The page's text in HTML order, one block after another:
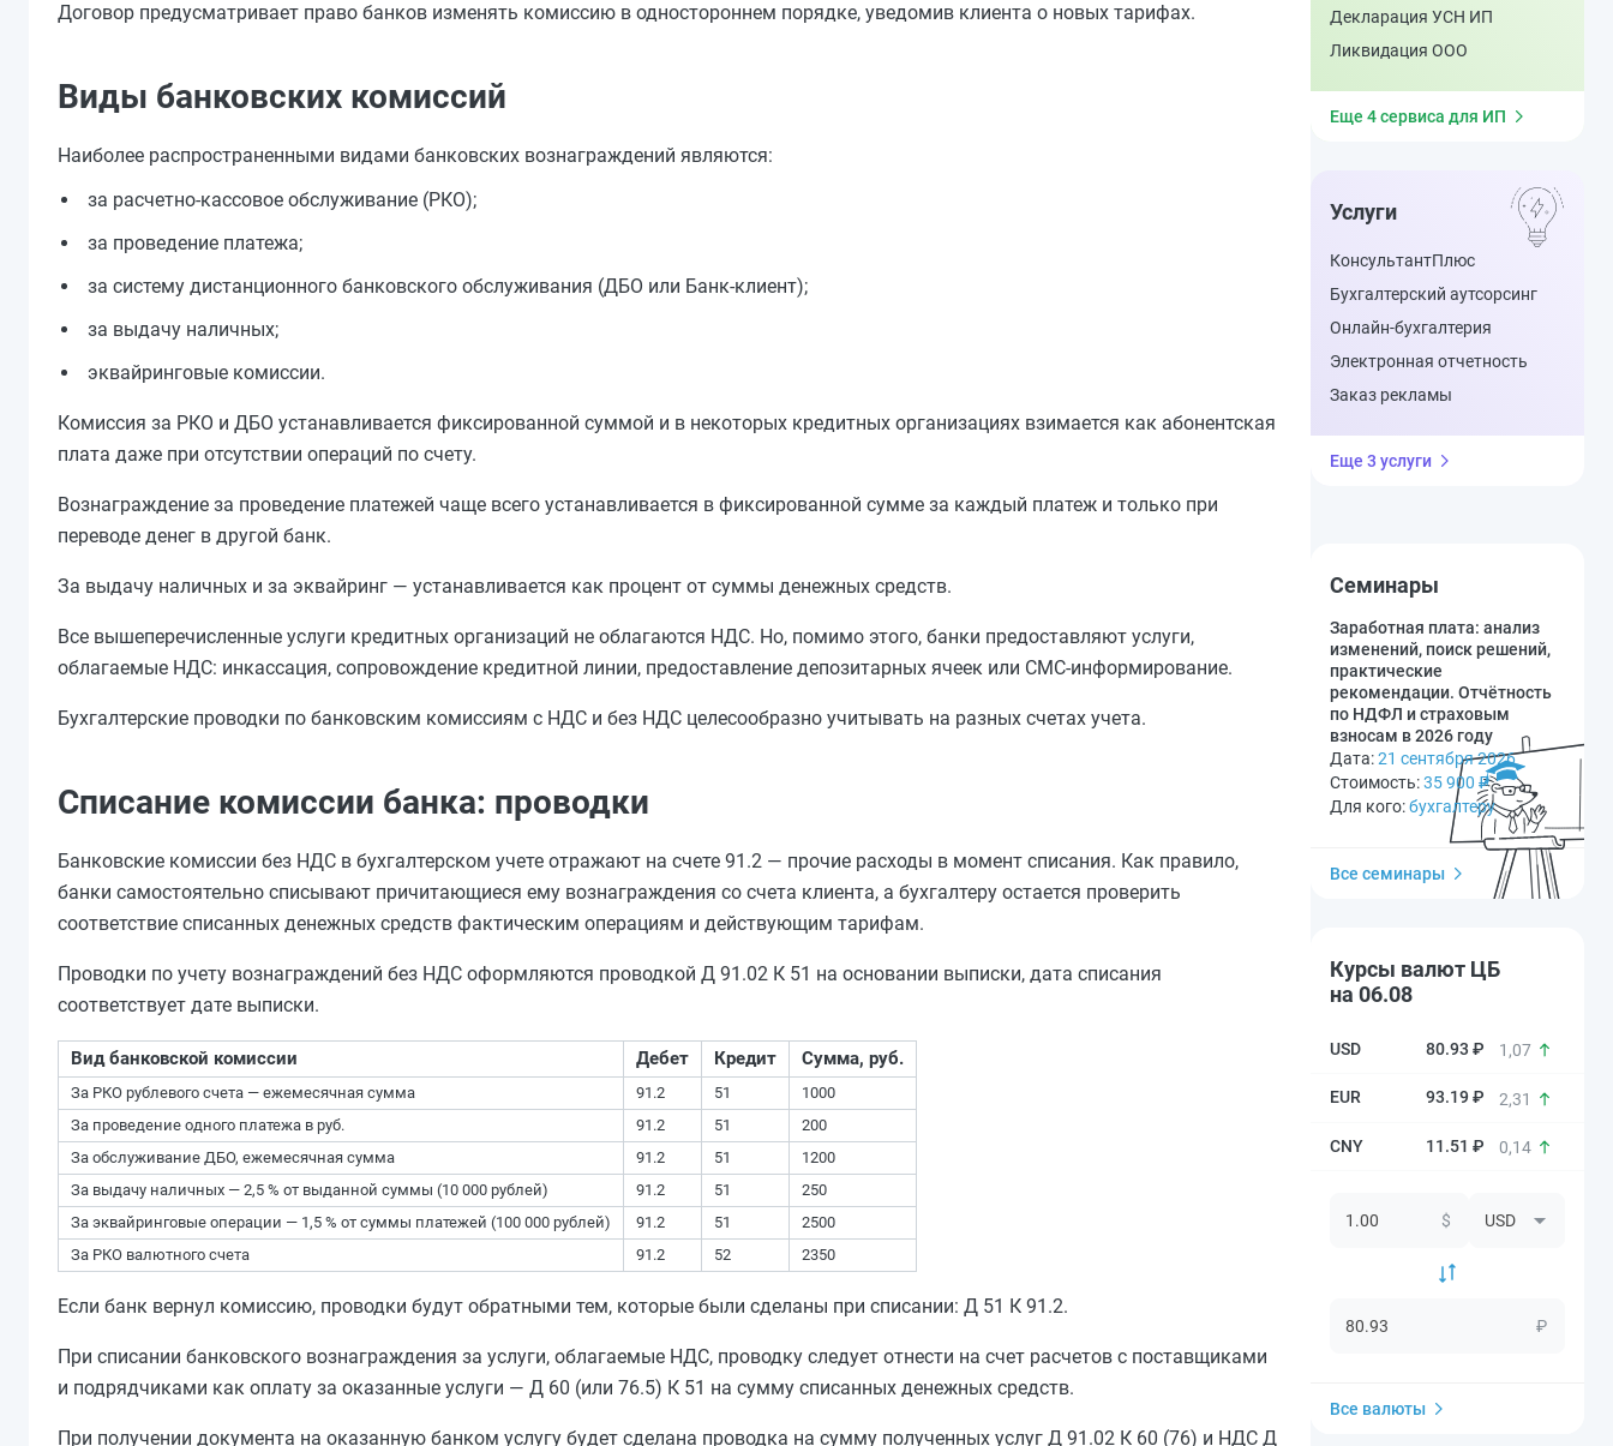
Договор предусматривает право банков изменять комиссию в одностороннем порядке, уведомив клиента о новых тарифах.
Виды банковских комиссий
Наиболее распространенными видами банковских вознаграждений являются:
за расчетно-кассовое обслуживание (РКО);
за проведение платежа;
за систему дистанционного банковского обслуживания (ДБО или Банк-клиент);
за выдачу наличных;
эквайринговые комиссии.
Комиссия за РКО и ДБО устанавливается фиксированной суммой и в некоторых кредитных организациях взимается как абонентская
плата даже при отсутствии операций по счету.
Вознаграждение за проведение платежей чаще всего устанавливается в фиксированной сумме за каждый платеж и только при
переводе денег в другой банк.
За выдачу наличных и за эквайринг — устанавливается как процент от суммы денежных средств.
Все вышеперечисленные услуги кредитных организаций не облагаются НДС. Но, помимо этого, банки предоставляют услуги,
облагаемые НДС: инкассация, сопровождение кредитной линии, предоставление депозитарных ячеек или СМС-информирование.
Бухгалтерские проводки по банковским комиссиям с НДС и без НДС целесообразно учитывать на разных счетах учета.
Списание комиссии банка: проводки
Банковские комиссии без НДС в бухгалтерском учете отражают на счете 91.2 — прочие расходы в момент списания. Как правило,
банки самостоятельно списывают причитающиеся ему вознаграждения со счета клиента, а бухгалтеру остается проверить
соответствие списанных денежных средств фактическим операциям и действующим тарифам.
Проводки по учету вознаграждений без НДС оформляются проводкой Д 91.02 К 51 на основании выписки, дата списания
соответствует дате выписки.
Вид банковской комиссии Дебет Кредит Сумма, руб.
За РКО рублевого счета — ежемесячная сумма 91.2 51
1000
За проведение одного платежа в руб.
91.2 51
200
За обслуживание ДБО, ежемесячная сумма
91.2 51
1200
За выдачу наличных — 2,5 % от выданной суммы (10 000 рублей)
91.2 51
250
За эквайринговые операции — 1,5 % от суммы платежей (100 000 рублей)
91.2 51
2500
За РКО валютного счета
91.2 52 2350
Если банк вернул комиссию, проводки будут обратными тем, которые были сделаны при списании: Д 51 К 91.2.
При списании банковского вознаграждения за услуги, облагаемые НДС, проводку следует отнести на счет расчетов с поставщиками
и подрядчиками как оплату за оказанные услуги — Д 60 (или 76.5) К 51 на сумму списанных денежных средств.
При получении документа на оказанную банком услугу будет сделана проводка на сумму полученных услуг Д 91.02 К 60 (76) и НДС Д
Декларация УСН ИП
Ликвидация ООО
Еще 4 сервиса для ИП
Услуги
КонсультантПлюс
Бухгалтерский аутсорсинг
Онлайн-бухгалтерия
Электронная отчетность
Заказ рекламы
Еще 3 услуги
Семинары
Заработная плата: анализ
изменений, поиск решений,
практические
рекомендации. Отчётность
по НДФЛ и страховым
взносам в 2026 году
Дата:21 сентября 2026
Стоимость:35 900 ₽
Для кого:бухгалтеру
Все семинары
Курсы валют ЦБ
на 06.08
80.93 ₽ 1,07
93.19 ₽ 2,31
11.51 ₽ 0,14
$
₽
Все валюты